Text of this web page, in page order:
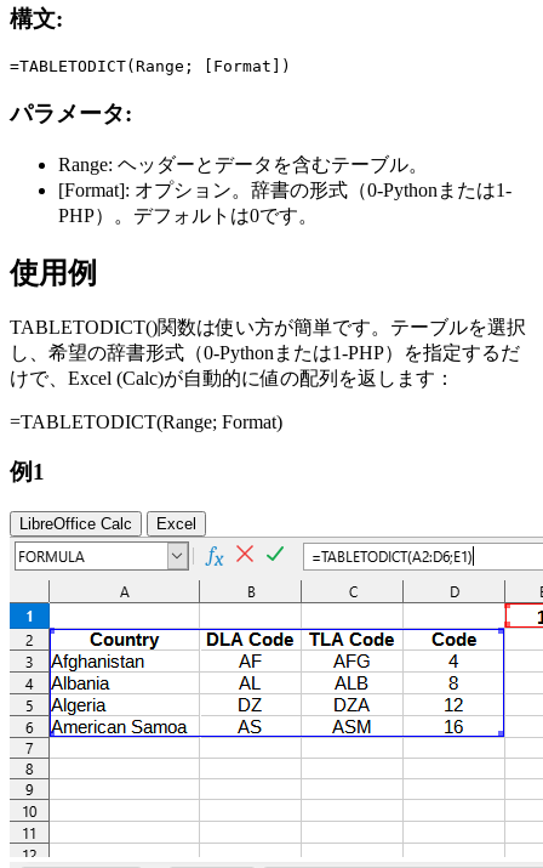
構文:
パラメータ:
Range: ヘッダーとデータを含むテーブル。
[Format]: オプション。辞書の形式（0-Pythonまたは1-
PHP）。デフォルトは0です。
使用例
TABLETODICT()関数は使い方が簡単です。テーブルを選択
し、希望の辞書形式（0-Pythonまたは1-PHP）を指定するだ
けで、Excel (Calc)が自動的に値の配列を返します：
=TABLETODICT(Range; Format)
例1
LibreOffice Calc Excel